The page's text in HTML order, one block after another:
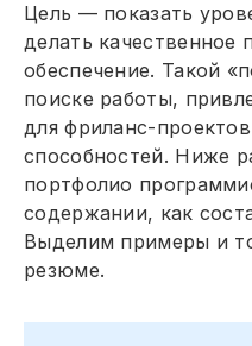
Цель — показать
делать качественное
обеспечение. Такой
поиске работы,
для фриланс-
способностей. Ниже
портфолио
содержании, как
Выделим примеры и
резюме.